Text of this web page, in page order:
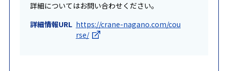
詳細についてはお問い合わせください。
詳細情報URL https://crane-nagano.com/cou
rse/